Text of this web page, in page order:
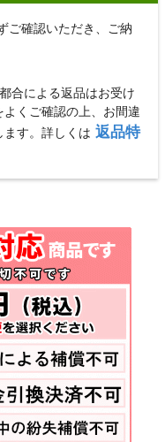
ご確認いただき、ご納
合による返品はお受け
くご確認の上、お間違
す。詳しくは 返品特